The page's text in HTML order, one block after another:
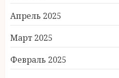
Апрель 2025
Март 2025
Февраль 2025